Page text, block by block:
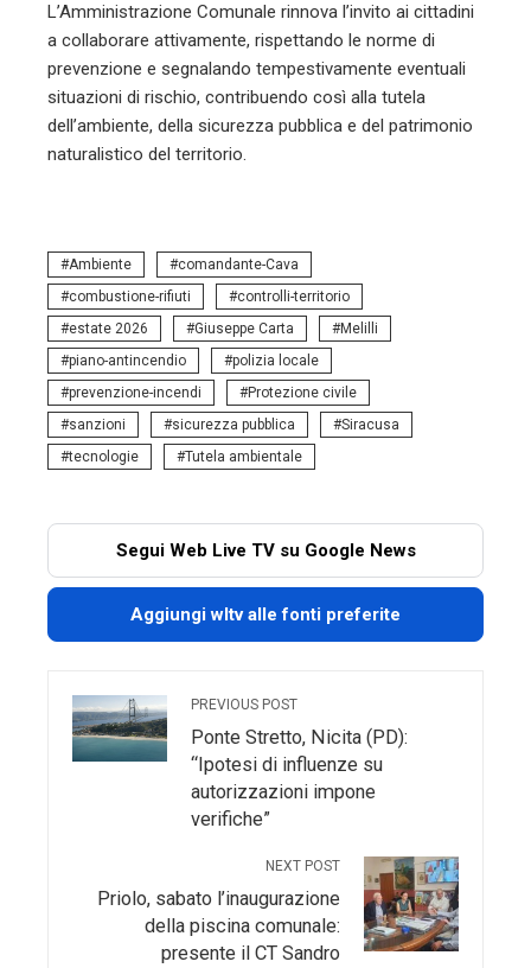
L’Amministrazione Comunale rinnova l’invito ai cittadini
a collaborare attivamente, rispettando le norme di
prevenzione e segnalando tempestivamente eventuali
situazioni di rischio, contribuendo così alla tutela
dell’ambiente, della sicurezza pubblica e del patrimonio
naturalistico del territorio.
Ambiente
comandante-Cava
combustione-rifiuti
controlli-territorio
estate 2026
Giuseppe Carta
Melilli
piano-antincendio
polizia locale
prevenzione-incendi
Protezione civile
sanzioni
sicurezza pubblica
Siracusa
tecnologie
Tutela ambientale
Segui Web Live TV su Google News
Aggiungi wltv alle fonti preferite
PREVIOUS POST
Ponte Stretto, Nicita (PD):
“Ipotesi di influenze su
autorizzazioni impone
verifiche”
NEXT POST
Priolo, sabato l’inaugurazione
della piscina comunale:
presente il CT Sandro